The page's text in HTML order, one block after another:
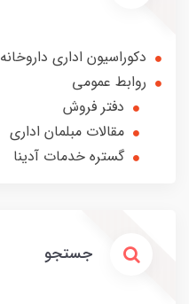
دکوراسیون اداری داروخانه
روابط عمومی
دفتر فروش
مقالات مبلمان اداری
گستره خدمات آدینا
جستجو